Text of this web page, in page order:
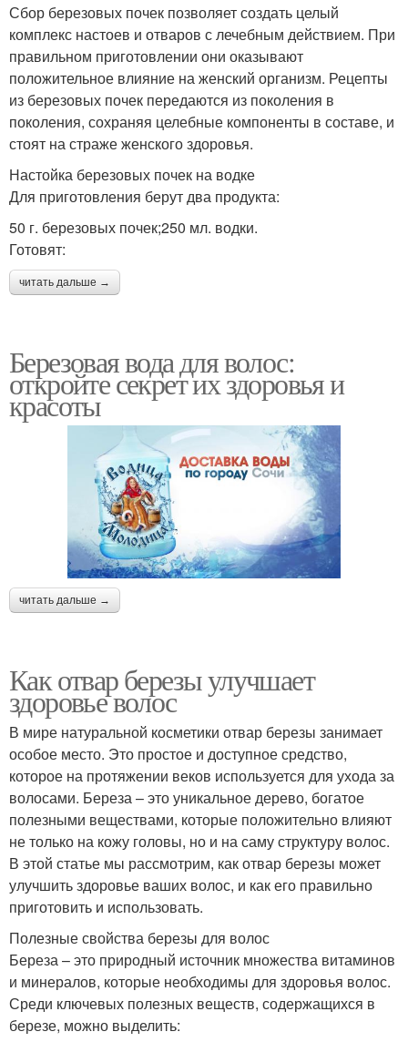
Сбор березовых почек позволяет создать целый
комплекс настоев и отваров с лечебным действием. При
правильном приготовлении они оказывают
положительное влияние на женский организм. Рецепты
из березовых почек передаются из поколения в
поколения, сохраняя целебные компоненты в составе, и
стоят на страже женского здоровья.
Настойка березовых почек на водке
Для приготовления берут два продукта:
50 г. березовых почек;250 мл. водки.
Готовят:
читать дальше →
Березовая вода для волос:
откройте секрет их здоровья и
красоты
читать дальше →
Как отвар березы улучшает
здоровье волос
В мире натуральной косметики отвар березы занимает
особое место. Это простое и доступное средство,
которое на протяжении веков используется для ухода за
волосами. Береза – это уникальное дерево, богатое
полезными веществами, которые положительно влияют
не только на кожу головы, но и на саму структуру волос.
В этой статье мы рассмотрим, как отвар березы может
улучшить здоровье ваших волос, и как его правильно
приготовить и использовать.
Полезные свойства березы для волос
Береза – это природный источник множества витаминов
и минералов, которые необходимы для здоровья волос.
Среди ключевых полезных веществ, содержащихся в
березе, можно выделить: